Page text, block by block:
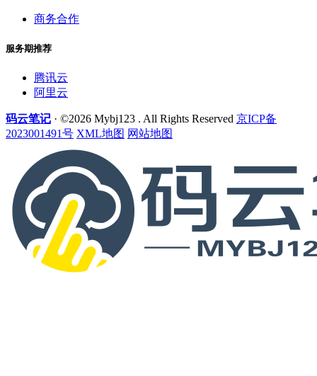
商务合作
服务期推荐
腾讯云
阿里云
码云笔记 · ©2026 Mybj123 . All Rights Reserved 京ICP备
2023001491号 XML地图 网站地图